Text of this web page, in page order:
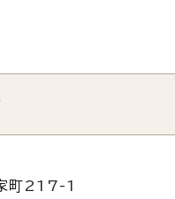
町217-1